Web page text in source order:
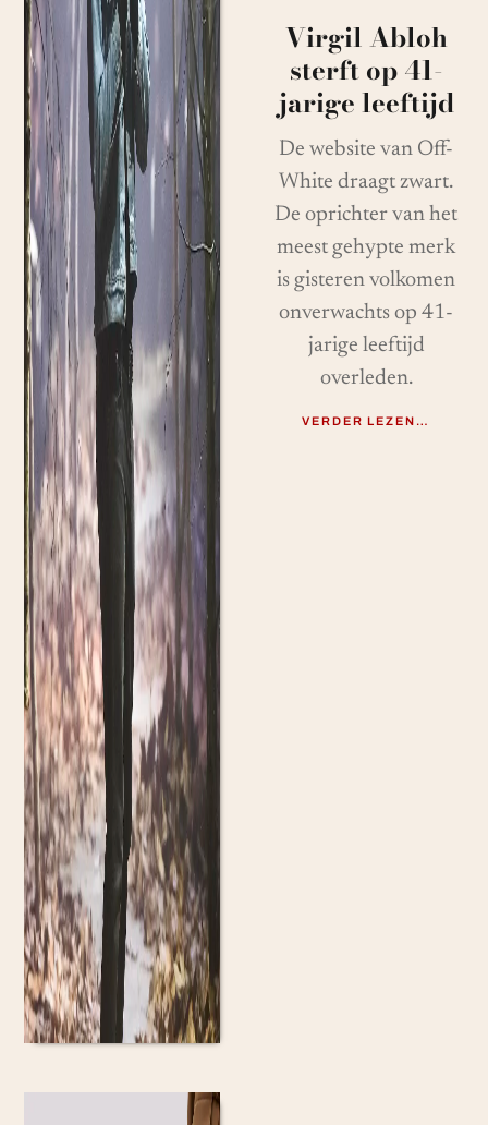
Virgil Abloh
sterft op 41-
jarige leeftijd
De website van Off-
White draagt ​​zwart.
De oprichter van het
meest gehypte merk
is gisteren volkomen
onverwachts op 41-
jarige leeftijd
overleden.
VERDER LEZEN…